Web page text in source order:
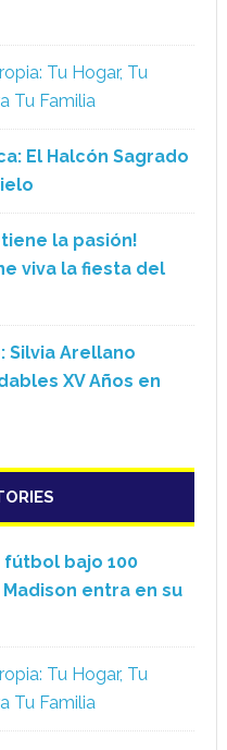
Tu Hogar, Tu
Tu Familia
El Halcón Sagrado
la pasión!
viva la fiesta del
Silvia Arellano
XV Años en
fútbol bajo 100
entra en su
Tu Hogar, Tu
Tu Familia